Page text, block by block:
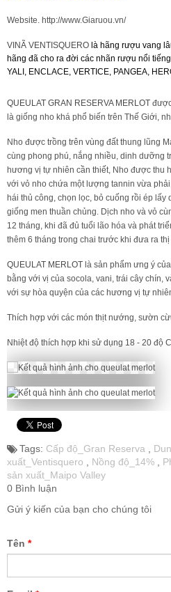
VANG CANADA ICEWINE
Rượu Vang BỒ ĐÀO NHA
RƯỢU VANG ROMANIA GIÁ
RƯỢU VANG ĐỨC
Website. http://www.Giaruou.vn/
VINÃ VENTISQUERO là hãng rượu vang
hãng đã cho ra đời các nhãn rượu nổi
YALI, ENCLACE, VERTICE, PANGEA,
QUEULAT GRAN RESERVA MERLOT
là giống nho khá phổ biến trên Thế Giới,
Nho được trồng trên vùng đất thung lũng
cùng phong phú, nắng nhiều, dinh dưỡng
hương vị tự nhiên cần thiết, Nho được thu
với vỏ nho chứa một lượng tannin vừa
hái thủ công, chọn lọc, bỏ cuống rồi ép
giống men thuần chủng. Dịch nho và vỏ
12 tháng, khi đã đủ tuổi lão hóa và phát
thêm 6 tháng trong chai trước khi đưa ra thị
QUEULAT MERLOT là sản phẩm ưng ý
bằng với vị của socola, vani, trái cây chín,
với sự hòa quyện của các hương vị tự
Thích hợp với các món thịt nướng, sườn
Nhiệt độ thích hợp khi sử dụng 18 - 20 độ C
Tags: Cấp độ_Gran Reserva
xuất_Ventisquero
Nồng độ_14%
sản xuất_Maipo Valley
0 Bình luận
Gửi ý kiến của bạn cho chúng tôi
Tên *